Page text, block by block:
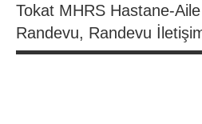
Tokat MHRS Hastane-Aile
Randevu, Randevu